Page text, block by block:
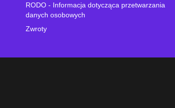
RODO - Informacja dotycząca przetwarzania
danych osobowych
Zwroty